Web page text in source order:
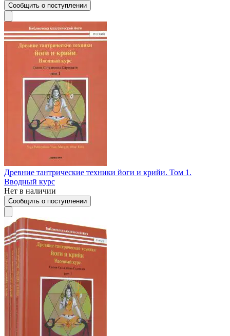
Сообщить о поступлении
Древние тантрические техники йоги и крийи. Том 1.
Вводный курс
Нет в наличии
Сообщить о поступлении